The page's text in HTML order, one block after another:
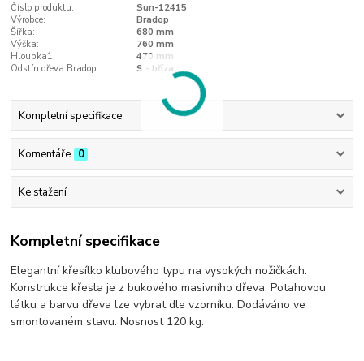
Číslo produktu:
Sun-12415
Výrobce:
Bradop
Šířka:
680 mm
Výška:
760 mm
Hloubka1:
470 mm
Odstín dřeva Bradop:
S - bříza
Kompletní specifikace
Komentáře 0
Ke stažení
Kompletní specifikace
Elegantní křesílko klubového typu na vysokých nožičkách.
Konstrukce křesla je z bukového masivního dřeva. Potahovou
látku a barvu dřeva lze vybrat dle vzorníku. Dodáváno ve
smontovaném stavu. Nosnost 120 kg.